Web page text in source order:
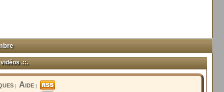
.::.
| Aide|